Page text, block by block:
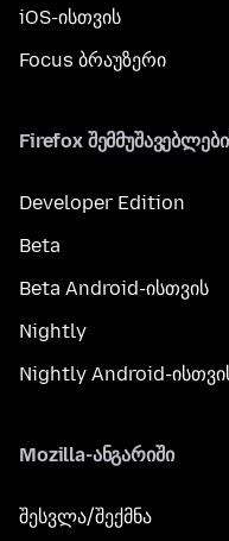
iOS-ისთვის
Focus ბრაუზერი
Firefox
Developer Edition
Beta
Beta Android-ისთვის
Nightly
Nightly Android-
Mozilla-ანგარიში
შესვლა/შექმნა